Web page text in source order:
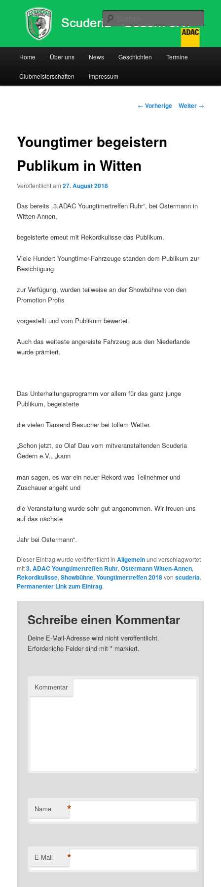
Zum
Inhalt
Home Über uns News Geschichten Termine
Clubmeisterschaften Impressum
Beitrags-
← Vorherige Weiter →
Youngtimer begeistern
Publikum in Witten
Veröffentlicht am27. August 2018
Das bereits „3.ADAC Youngtimertreffen Ruhr“, bei Ostermann in
Witten-Annen,
begeisterte erneut mit Rekordkulisse das Publikum.
Viele Hundert Youngtimer-Fahrzeuge standen dem Publikum zur
Besichtigung
zur Verfügung, wurden teilweise an der Showbühne von den
Promotion Profis
vorgestellt und vom Publikum bewertet.
Auch das weiteste angereiste Fahrzeug aus den Niederlande
wurde prämiert.
Das Unterhaltungsprogramm vor allem für das ganz junge
Publikum, begeisterte
die vielen Tausend Besucher bei tollem Wetter.
„Schon jetzt, so Olaf Dau vom mitveranstaltenden Scuderia
Gedern e.V., „kann
man sagen, es war ein neuer Rekord was Teilnehmer und
Zuschauer angeht und
die Veranstaltung wurde sehr gut angenommen. Wir freuen uns
auf das nächste
Jahr bei Ostermann“.
Dieser Eintrag wurde veröffentlicht inAllgemeinund verschlagwortet
mit3. ADAC Youngtimertreffen Ruhr,Ostermann Witten-Annen,
Rekordkulisse,Showbühne,Youngtimertreffen 2018vonscuderia.
Permanenter Link zum Eintrag.
Schreibe einen Kommentar
Deine E-Mail-Adresse wird nicht veröffentlicht.
Erforderliche Felder sind mit* markiert.
Kommentar
Name *
E-Mail *